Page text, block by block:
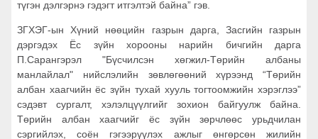
түгэн дэлгэрнэ гэдэгт итгэлтэй байна” гэв.
ЗГХЭГ-ын Хүний нөөцийн газрын дарга, Засгийн газрын
дэргэдэх Ёс зүйн хорооны нарийн бичгийн дарга
П.Сарангэрэл "Бүсчилсэн хөгжил-Төрийн албаны
манлайлал" нийслэлийн зөвлөгөөний хүрээнд “Төрийн
албан хаагчийн ёс зүйн тухай хууль тогтоомжийн хэрэглээ”
сэдэвт сургалт, хэлэлцүүлгийг зохион байгуулж байна.
Төрийн албан хаагчийг ёс зүйн зөрчлөөс урьдчилан
сэргийлэх, соён гэгээрүүлэх ажлыг өнгөрсөн жилийн